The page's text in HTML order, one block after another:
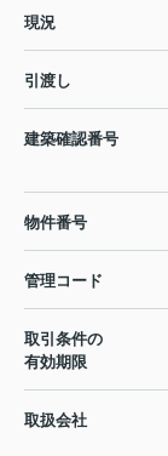
現況
引渡し
建築確認番号
物件番号
管理コード
取引条件の
有効期限
取扱会社